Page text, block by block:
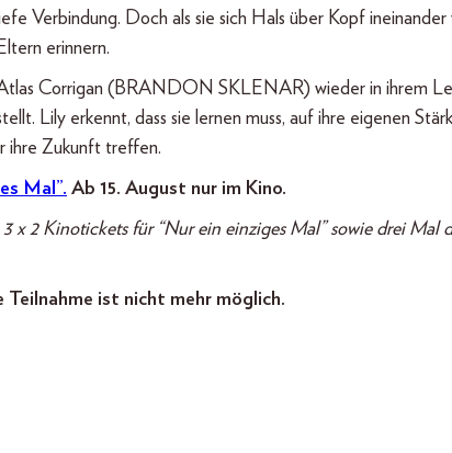
Verbindung. Doch als sie sich Hals über Kopf
erinnern.
Corrigan (BRANDON SKLENAR) wieder in ihrem
Lily erkennt, dass sie lernen muss, auf ihre eigenen
ihre Zukunft treffen.
Mal”. Ab 15. August nur im Kino.
x 2 Kinotickets für “Nur ein einziges Mal” sowie drei Mal
Teilnahme ist nicht mehr möglich.